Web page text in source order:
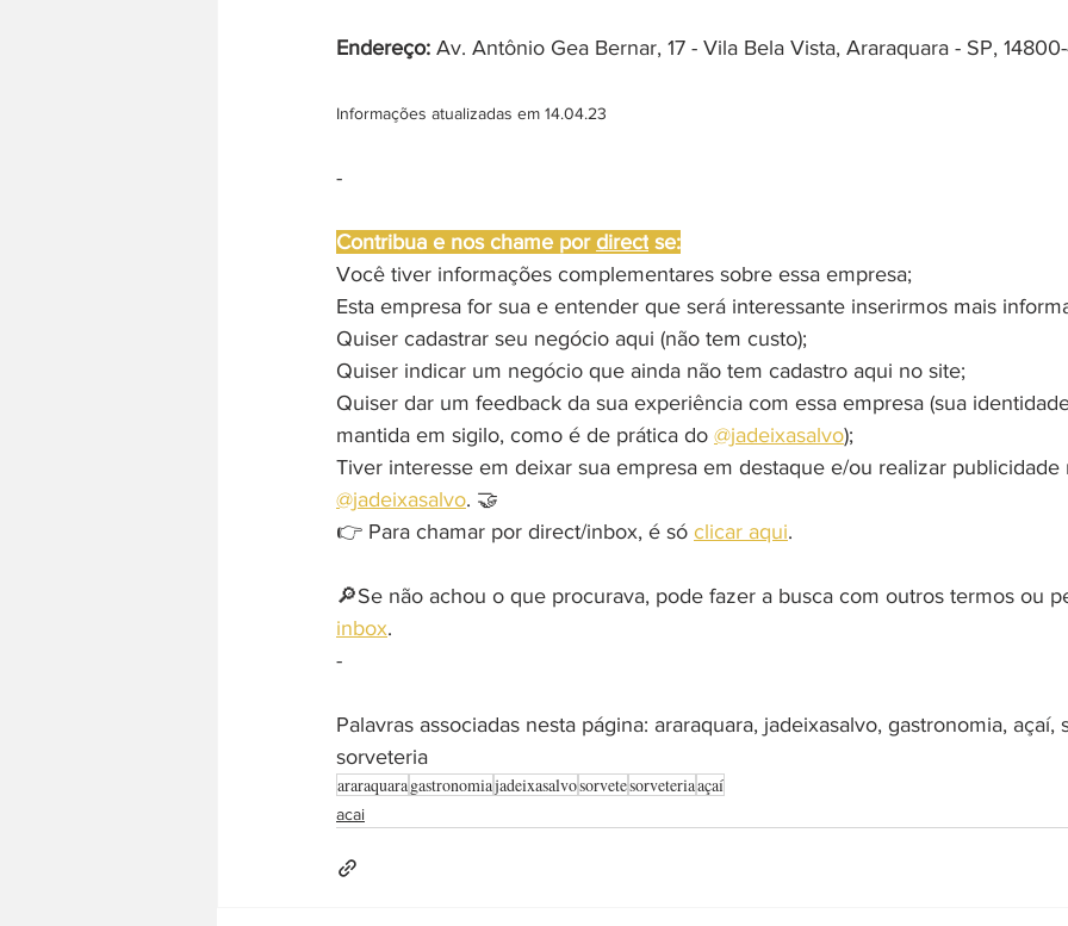
Endereço: Av. Antônio Gea Bernar, 17 - Vila Bela Vista, Araraquara - SP,
Informações atualizadas em 14.04.23
-
Contribua e nos chame por direct se:
Você tiver informações complementares sobre essa empresa;
Esta empresa for sua e entender que será interessante inserirmos mais
Quiser cadastrar seu negócio aqui (não tem custo);
Quiser indicar um negócio que ainda não tem cadastro aqui no site;
Quiser dar um feedback da sua experiência com essa empresa (sua
mantida em sigilo, como é de prática do @jadeixasalvo);
Tiver interesse em deixar sua empresa em destaque e/ou realizar publicidade
@jadeixasalvo. 🤝
👉 Para chamar por direct/inbox, é só clicar aqui.
🔎Se não achou o que procurava, pode fazer a busca com outros termos ou
inbox.
-
Palavras associadas nesta página: araraquara, jadeixasalvo, gastronomia, açaí,
sorveteria
araraquaragastronomiajadeixasalvosorvetesorveteriaaçaí
acai